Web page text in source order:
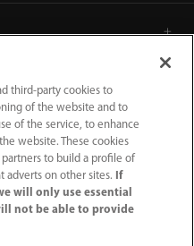
third-party cookies to
of the website and to
of the service, to enhance
website. These cookies
to build a profile of
adverts on other sites.
If
will only use essential
not be able to provide